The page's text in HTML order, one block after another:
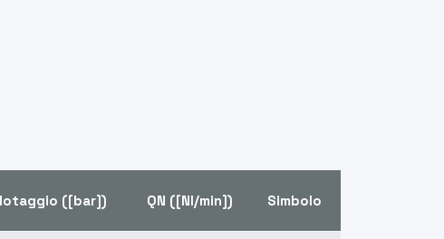
([bar]) QN ([Nl/min]) Simbolo